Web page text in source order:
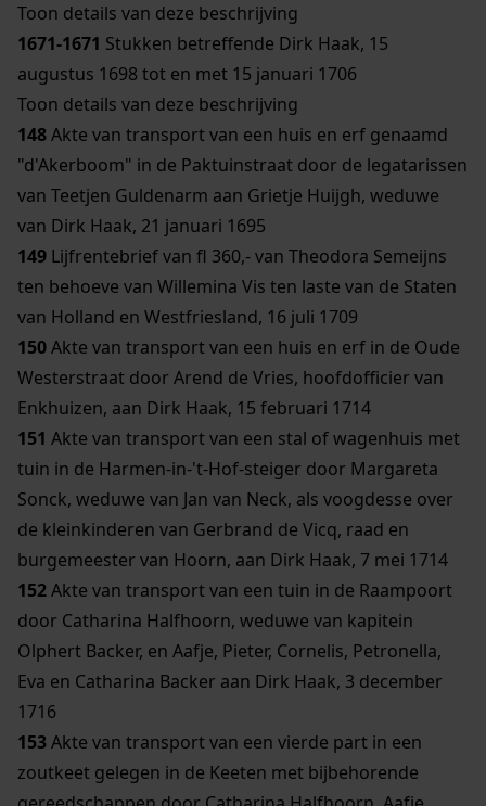
Toon details van deze beschrijving
1671-1671 Stukken betreffende Dirk Haak, 15
augustus 1698 tot en met 15 januari 1706
Toon details van deze beschrijving
148Akte van transport van een huis en erf genaamd
"d'Akerboom" in de Paktuinstraat door de legatarissen
van Teetjen Guldenarm aan Grietje Huijgh, weduwe
van Dirk Haak, 21 januari 1695
149 Lijfrentebrief van fl 360,- van Theodora Semeijns
ten behoeve van Willemina Vis ten laste van de Staten
van Holland en Westfriesland, 16 juli 1709
150Akte van transport van een huis en erf in de Oude
Westerstraat door Arend de Vries, hoofdofficier van
Enkhuizen, aan Dirk Haak, 15 februari 1714
151 Akte van transport van een stal of wagenhuis met
tuin in de Harmen-in-'t-Hof-steiger door Margareta
Sonck, weduwe van Jan van Neck, als voogdesse over
de kleinkinderen van Gerbrand de Vicq, raad en
burgemeester van Hoorn, aan Dirk Haak, 7 mei 1714
152Akte van transport van een tuin in de Raampoort
door Catharina Halfhoorn, weduwe van kapitein
Olphert Backer, en Aafje, Pieter, Cornelis, Petronella,
Eva en Catharina Backer aan Dirk Haak, 3 december
1716
153Akte van transport van een vierde part in een
zoutkeet gelegen in de Keeten met bijbehorende